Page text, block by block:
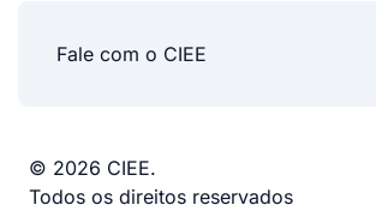
Fale com o CIEE
© 2026 CIEE.
Todos os direitos reservados